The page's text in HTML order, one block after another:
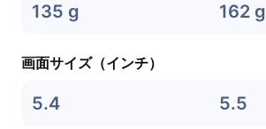
135 g 162 g
画面サイズ（インチ）
5.4 5.5